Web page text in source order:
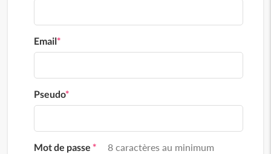
Email*
Pseudo*
Mot de passe * 8 caractères au minimum